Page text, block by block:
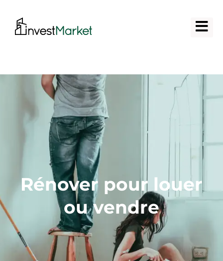
Rénover pour louer
ou vendre